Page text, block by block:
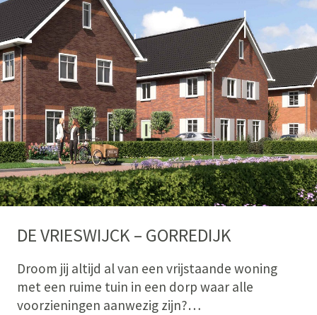
DE VRIESWIJCK – GORREDIJK
Droom jij altijd al van een vrijstaande woning
met een ruime tuin in een dorp waar alle
voorzieningen aanwezig zijn?…